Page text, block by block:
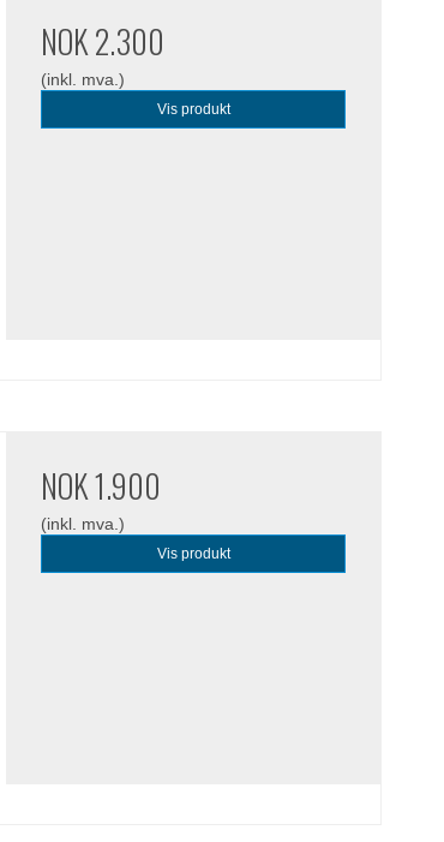
NOK 2.300
(inkl. mva.)
Vis produkt
NOK 1.900
(inkl. mva.)
Vis produkt